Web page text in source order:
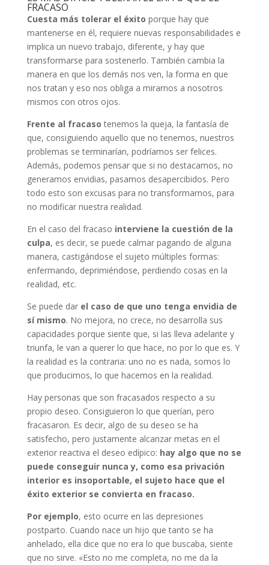
FRACASO
Cuesta más tolerar el éxito porque hay que
mantenerse en él, requiere nuevas responsabilidades e
implica un nuevo trabajo, diferente, y hay que
transformarse para sostenerlo. También cambia la
manera en que los demás nos ven, la forma en que
nos tratan y eso nos obliga a mirarnos a nosotros
mismos con otros ojos.
Frente al fracaso tenemos la queja, la fantasía de
que, consiguiendo aquello que no tenemos, nuestros
problemas se terminarían, podríamos ser felices.
Además, podemos pensar que si no destacamos, no
generamos envidias, pasamos desapercibidos. Pero
todo esto son excusas para no transformarnos, para
no modificar nuestra realidad.
En el caso del fracaso interviene la cuestión de la
culpa, es decir, se puede calmar pagando de alguna
manera, castigándose el sujeto múltiples formas:
enfermando, deprimiéndose, perdiendo cosas en la
realidad, etc.
Se puede dar el caso de que uno tenga envidia de
sí mismo. No mejora, no crece, no desarrolla sus
capacidades porque siente que, si las lleva adelante y
triunfa, le van a querer lo que hace, no por lo que es. Y
la realidad es la contraria: uno no es nada, somos lo
que producimos, lo que hacemos en la realidad.
Hay personas que son fracasados respecto a su
propio deseo. Consiguieron lo que querían, pero
fracasaron. Es decir, algo de su deseo se ha
satisfecho, pero justamente alcanzar metas en el
exterior reactiva el deseo edípico: hay algo que no se
puede conseguir nunca y, como esa privación
interior es insoportable, el sujeto hace que el
éxito exterior se convierta en fracaso.
Por ejemplo, esto ocurre en las depresiones
postparto. Cuando nace un hijo que tanto se ha
anhelado, ella dice que no era lo que buscaba, siente
que no sirve. «Esto no me completa, no me da la